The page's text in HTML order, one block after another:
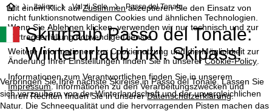
Mit einem Klick aufZustimmenakzeptieren Sie den Einsatz von
nicht funktionsnotwendigen Cookies und ähnlichen Technologien.
Wenn SieAblehnen klicken, verwenden wir nur technisch und zur
Vertragserfüllung notwendige Dienste.
Weitere Informationen zur Cookienutzung und die Möglichkeit zur
Änderung Ihrer Einstellungen finden Sie in unsererCookie-Policy.
Informationen zum Verantwortlichen finden Sie in unserem
Impressum. Informationen zu den Verarbeitungszwecken und
Ihren Rechten finden Sie in unsererDatenschutzerklärung.
S
t
a
r
t
Italien Val di Sole Passo del Tonale
Skiurlaub Passo del Tonale:
Winterurlaub inkl. Skipass!
Verbringen Sie Ihre nächste Skireise in Passo del Tonale. Lassen Sie
sich verzaubern von der Winterlandschaft und der unvergleichlichen
Natur. Die Schneequalität und die hervorragenden Pisten machen das